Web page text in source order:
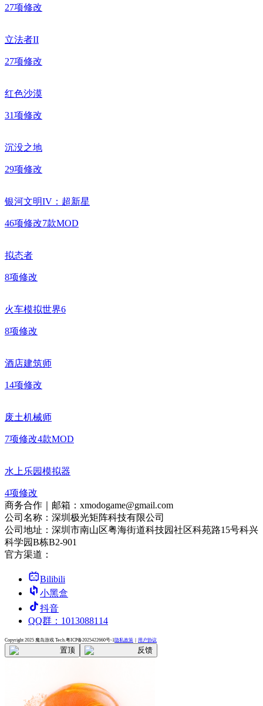
27项修改
立法者II
27项修改
红色沙漠
31项修改
沉没之地
29项修改
银河文明IV：超新星
46项修改7款MOD
拟态者
8项修改
火车模拟世界6
8项修改
酒店建筑师
14项修改
废土机械师
7项修改4款MOD
水上乐园模拟器
4项修改
商务合作｜邮箱：xmodogame@gmail.com
公司名称：深圳极光矩阵科技有限公司
公司地址：深圳市南山区粤海街道科技园社区科苑路15号科兴
科学园B栋B2-901
官方渠道：
Bilibili
小黑盒
抖音
QQ群：1013088114
Copyright 2025 魔岛游戏 Tech.粤ICP备2025422660号-1隐私政策 用户协议
置顶 反馈